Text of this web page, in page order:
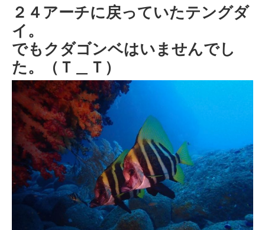
２４アーチに戻っていたテングダ
イ。
でもクダゴンベはいませんでし
た。（Ｔ＿Ｔ）